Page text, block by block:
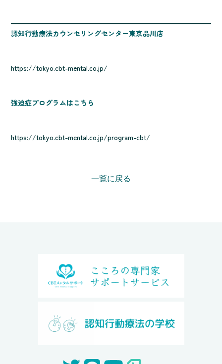
認知行動療法カウンセリングセンター東京品川店
https://tokyo.cbt-mental.co.jp/
強迫症プログラムはこちら
https://tokyo.cbt-mental.co.jp/program-cbt/
一覧に戻る